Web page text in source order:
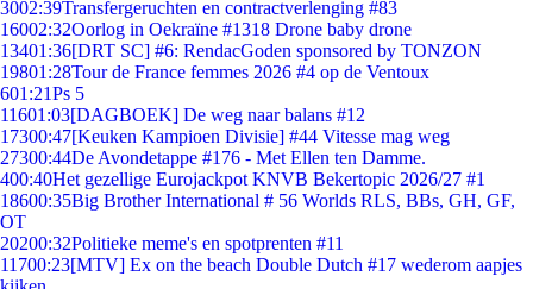
3002:39Transfergeruchten en contractverlenging #83
16002:32Oorlog in Oekraïne #1318 Drone baby drone
13401:36[DRT SC] #6: RendacGoden sponsored by TONZON
19801:28Tour de France femmes 2026 #4 op de Ventoux
601:21Ps 5
11601:03[DAGBOEK] De weg naar balans #12
17300:47[Keuken Kampioen Divisie] #44 Vitesse mag weg
27300:44De Avondetappe #176 - Met Ellen ten Damme.
400:40Het gezellige Eurojackpot KNVB Bekertopic 2026/27 #1
18600:35Big Brother International # 56 Worlds RLS, BBs, GH, GF,
OT
20200:32Politieke meme's en spotprenten #11
11700:23[MTV] Ex on the beach Double Dutch #17 wederom aapjes